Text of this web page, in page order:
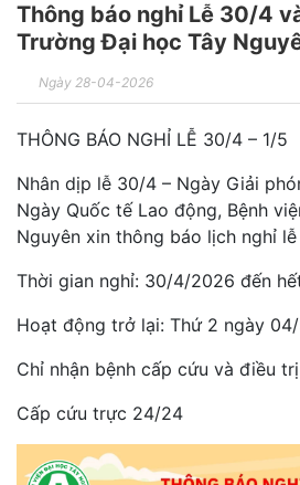
Thông báo nghỉ Lễ 30/4
Trường Đại học Tây
Ngày 28-04-2026
THÔNG BÁO NGHỈ LỄ 30/4 – 1/5
Nhân dịp lễ 30/4 – Ngày Giải
Ngày Quốc tế Lao động, Bệnh
Nguyên xin thông báo lịch nghỉ lễ
Thời gian nghỉ: 30/4/2026 đến
Hoạt động trở lại: Thứ 2 ngày
Chỉ nhận bệnh cấp cứu và điều
Cấp cứu trực 24/24